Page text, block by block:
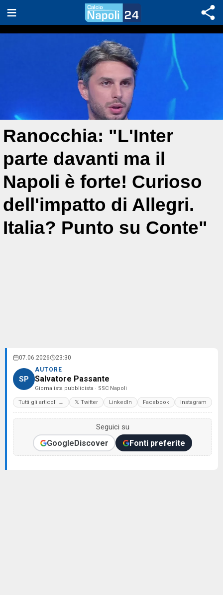
Ranocchia: "L'Inter
parte davanti ma il
Napoli è forte! Curioso
dell'impatto di Allegri.
Italia? Punto su Conte"
07.06.2026 23:30
SP
AUTORE
Salvatore Passante
Giornalista pubblicista · SSC Napoli
Tutti gli articoli → 𝕏 Twitter LinkedIn Facebook Instagram
Seguici su
GoogleDiscover Fonti preferite